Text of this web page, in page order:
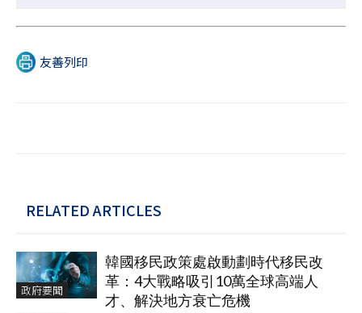
友善列印
RELATED ARTICLES
政府要聞
韓國移民政策處啟動劃時代移民改
革：4大戰略吸引10萬全球高端人
才、解決地方衰亡危機